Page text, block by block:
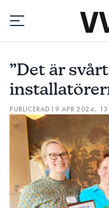
Hantera
Lediga jobb
Annonsera
”Det är
PUBLICERAD 19 APR 2024,
”DET ÄR SVÅRT ATT NÅ